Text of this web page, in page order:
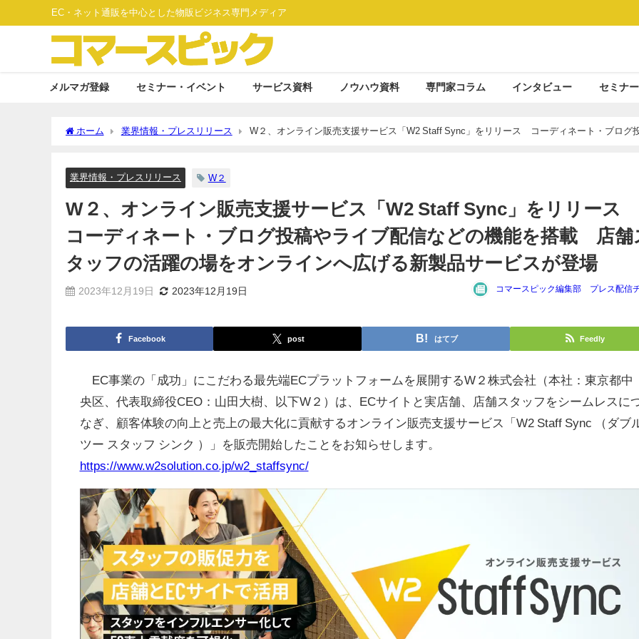
EC・ネット通販を中心とした物販ビジネス専門メディア
メルマガ登録 セミナー・イベント サービス資料 ノウハウ資料 専門家コラム インタビュー セミナ
ホーム 業界情報・プレスリリース
W２、オンライン販売支援サービス「W2 Staff Sync」をリリース コーディネート・ブログ
業界情報・プレスリリース W２
W２、オンライン販売支援サービス「W2 Staff Sync」をリリース
コーディネート・ブログ投稿やライブ配信などの機能を搭載 店舗
タッフの活躍の場をオンラインへ広げる新製品サービスが登場
2023年12月19日 2023年12月19日 コマースピック編集部 プレス配信
Facebook post はてブ Feedly
EC事業の「成功」にこだわる最先端ECプラットフォームを展開するW２株式会社（本社：東京都中
央区、代表取締役CEO：山田大樹、以下W２）は、ECサイトと実店舗、店舗スタッフをシームレスに
なぎ、顧客体験の向上と売上の最大化に貢献するオンライン販売支援サービス「W2 Staff Sync （ダブ
ツー スタッフ シンク ）」を販売開始したことをお知らせします。
https://www.w2solution.co.jp/w2_staffsync/